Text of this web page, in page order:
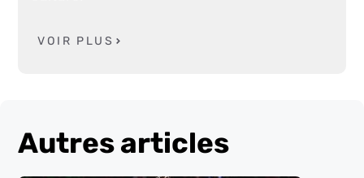
VOIR PLUS
Autres articles